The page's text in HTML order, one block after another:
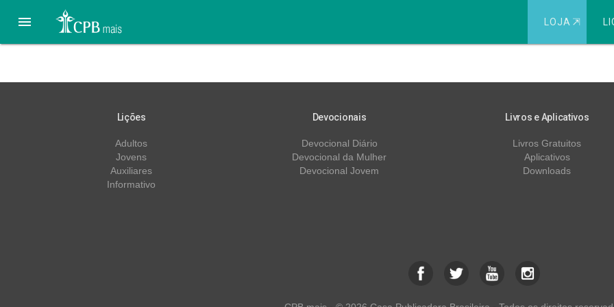
 LOJA ⇱
Lições
Adultos
Jovens
Auxiliares
Informativo
Devocionais
Devocional Diário
Devocional da Mulher
Devocional Jovem
Livros e Aplicativos
Livros Gratuitos
Aplicativos
Downloads